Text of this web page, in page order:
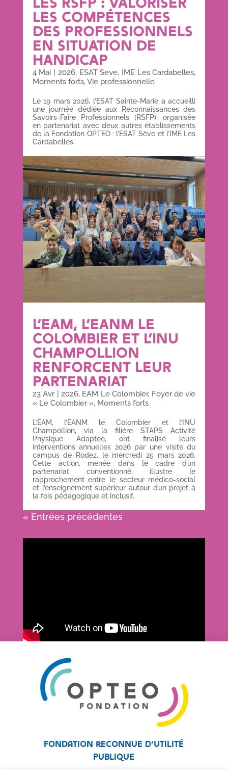
LES COMPÉTENCES
DES PROFESSIONNELS
EN SITUATION DE
HANDICAP
4 Mai 2026, ESAT Seve, IME Les Cardabelles,
Moments forts,Vie professionnelle
Le 19 mars 2026, l’ESAT Sainte-Marie a accueilli
une journée dédiée aux Reconnaissances des
Savoirs-Faire Professionnels (RSFP), organisée
en partenariat avec deux autres établissements
de la Fondation OPTEO : l’ESAT Sève et l’IME Les
Cardabelles.
L’EAM, L’EANM LE
COLOMBIER ET L’INU
CHAMPOLLION
RENFORCENT LEUR
PARTENARIAT
23 Avr| 2026, EAM Le Colombier, Foyer de vie
« Le Colombier », Moments forts
L’EAM, l’EANM le Colombier et l’INU
Champollion, via la filière STAPS Activité
Physique Adaptée, ont finalisé leurs
interventions annuelles 2026 par une visite du
campus de Rodez, le mercredi 25 mars 2026.
Cette action, menée dans le cadre d’un
partenariat conventionné, illustre le
rapprochement entre le secteur médico-social
et l’enseignement supérieur autour d’un projet à
la fois pédagogique et inclusif.
« Entrées précédentes
Fondation reconnue d’utilité
publique